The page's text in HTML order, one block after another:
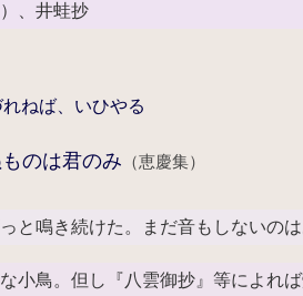
、井蛙抄
ねば、いひやる
のは君のみ （恵慶集）
と鳴き続けた。まだ音もしないのは
小鳥。但し『八雲御抄』等によれば